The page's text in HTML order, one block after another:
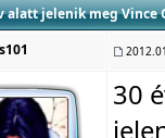
alatt jelenik meg Vince
30